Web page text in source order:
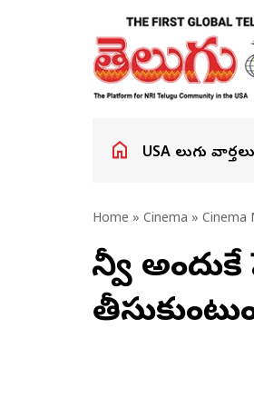
USA తెలుగు వార్తలు
Home » Cinema » Cinema
జాన్వీ